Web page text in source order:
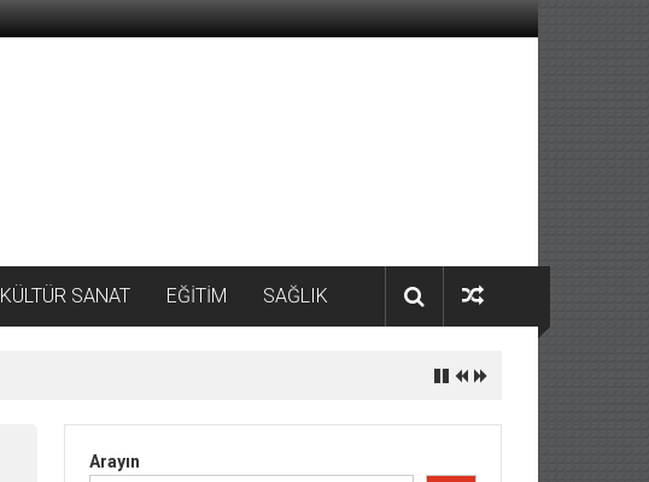
KÜLTÜR SANAT EĞİTİM SAĞLIK
Arayın